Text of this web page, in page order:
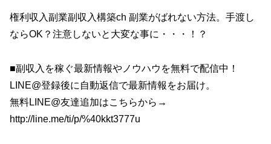
権利収入副業副収入構築ch 副業がばれない方法。手渡し
ならOK？注意しないと大変な事に・・・！？
■副収入を稼ぐ最新情報やノウハウを無料で配信中！
LINE@登録後に自動返信で最新情報をお届け。
無料LINE@友達追加はこちらから→
http://line.me/ti/p/%40kkt3777u